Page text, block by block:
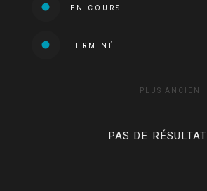
EN COURS
TERMINÉ
PLUS ANCIEN
PAS DE RÉSULTAT